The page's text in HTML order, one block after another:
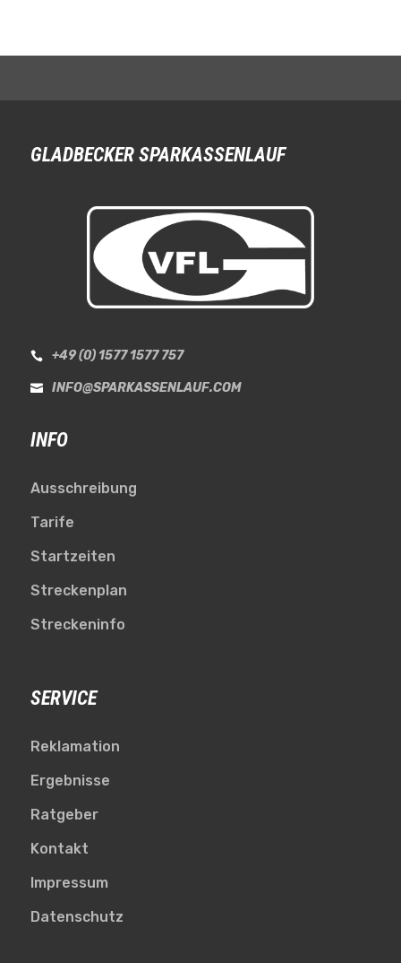
GLADBECKER SPARKASSENLAUF
 +49 (0) 1577 1577 757
 INFO@SPARKASSENLAUF.COM
INFO
Ausschreibung
Tarife
Startzeiten
Streckenplan
Streckeninfo
SERVICE
Reklamation
Ergebnisse
Ratgeber
Kontakt
Impressum
Datenschutz